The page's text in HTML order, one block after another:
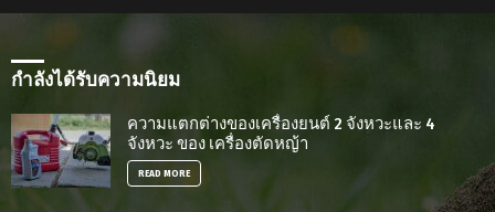
กำลังได้รับความนิยม
ความแตกต่างของเครื่องยนต์ 2 จังหวะและ 4
จังหวะ ของ เครื่องตัดหญ้า
READ MORE